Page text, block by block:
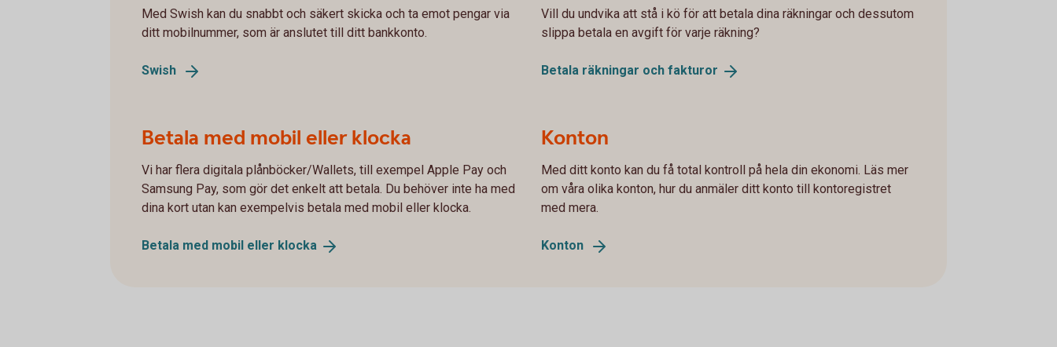
Med Swish kan du snabbt och säkert skicka och ta emot pengar via
ditt mobilnummer, som är anslutet till ditt bankkonto.
Swish
Vill du undvika att stå i kö för att betala dina räkningar och dessutom
slippa betala en avgift för varje räkning?
Betala räkningar och fakturor
Betala med mobil eller klocka
Vi har flera digitala plånböcker/Wallets, till exempel Apple Pay och
Samsung Pay, som gör det enkelt att betala. Du behöver inte ha med
dina kort utan kan exempelvis betala med mobil eller klocka.
Betala med mobil eller klocka
Konton
Med ditt konto kan du få total kontroll på hela din ekonomi. Läs mer
om våra olika konton, hur du anmäler ditt konto till kontoregistret
med mera.
Konton